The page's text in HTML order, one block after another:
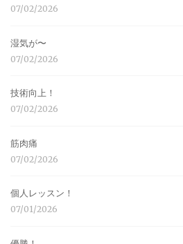
07/02/2026
湿気が〜
07/02/2026
技術向上！
07/02/2026
筋肉痛
07/02/2026
個人レッスン！
07/01/2026